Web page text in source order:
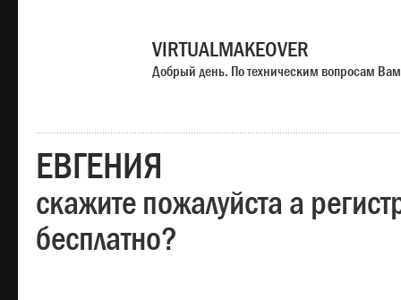
VIRTUALMAKEOVER
Добрый день. По техническим вопросам
ЕВГЕНИЯ
скажите пожалуйста а
бесплатно?